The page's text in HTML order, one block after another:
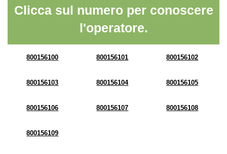
Clicca sul numero per conoscere
l'operatore.
800156100 800156101 800156102
800156103 800156104 800156105
800156106 800156107 800156108
800156109